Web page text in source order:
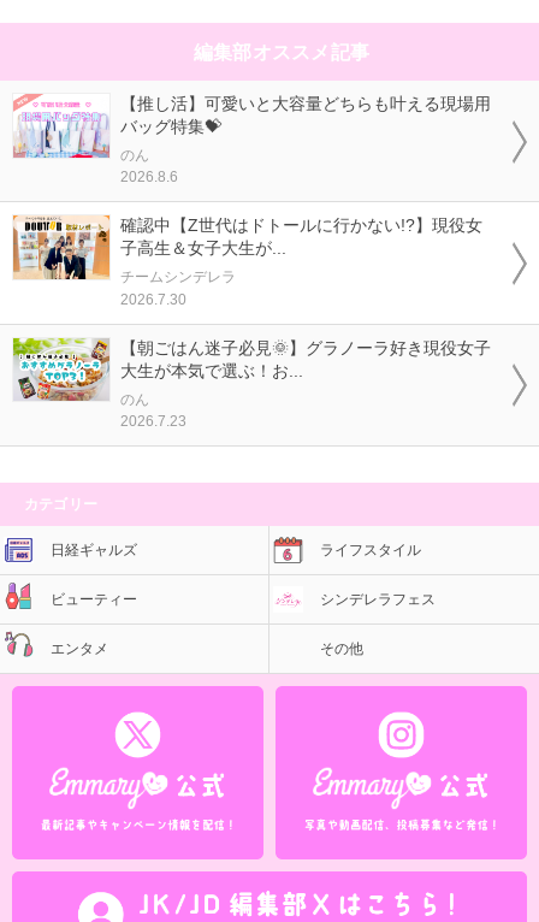
編集部オススメ記事
【推し活】可愛いと大容量どちらも叶える現場用
バッグ特集💝
のん
2026.8.6
確認中【Z世代はドトールに行かない!?】現役女
子高生＆女子大生が...
チームシンデレラ
2026.7.30
【朝ごはん迷子必見🌞】グラノーラ好き現役女子
大生が本気で選ぶ！お...
のん
2026.7.23
カテゴリー
日経ギャルズ ライフスタイル
ビューティー シンデレラフェス
エンタメ その他